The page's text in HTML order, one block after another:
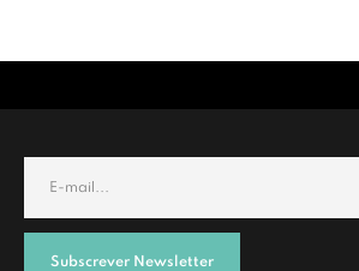
Subscrever Newsletter